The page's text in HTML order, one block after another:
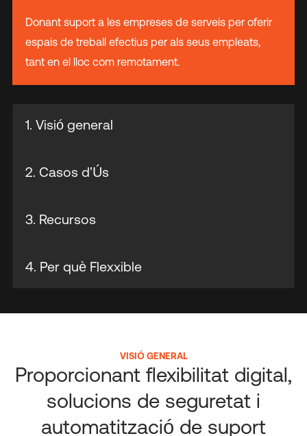
Donant suport a les empreses de serveis per oferir
espais de treball efectius per als seus empleats,
tant en el lloc com remotament.
1. Visió general
2. Casos d'Ús
3. Recursos
4. Per què Flexxible
VISIÓ GENERAL
Proporcionant flexibilitat digital,
solucions de seguretat i
automatització de suport